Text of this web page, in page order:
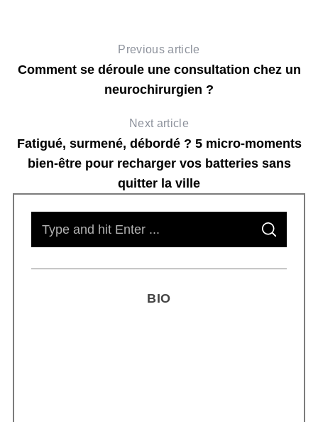
Previous article
Comment se déroule une consultation chez un
neurochirurgien ?
Next article
Fatigué, surmené, débordé ? 5 micro-moments
bien-être pour recharger vos batteries sans
quitter la ville
S
A
C
BIO